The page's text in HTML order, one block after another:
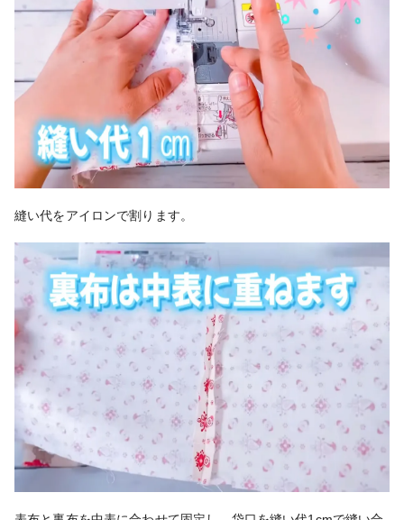
縫い代をアイロンで割ります。